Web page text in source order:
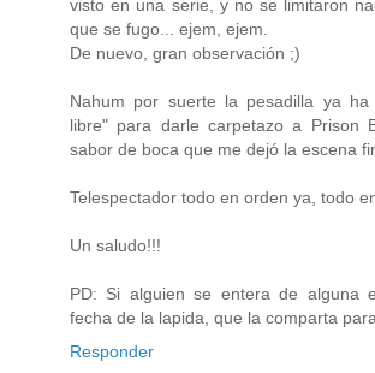
visto en una serie, y no se limitaron
que se fugo... ejem, ejem.
De nuevo, gran observación ;)
Nahum por suerte la pesadilla ya
libre" para darle carpetazo a Prison
sabor de boca que me dejó la escena
Telespectador todo en orden ya, todo
Un saludo!!!
PD: Si alguien se entera de alguna
fecha de la lapida, que la comparta
Responder